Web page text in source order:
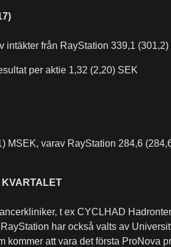
intäkter från RayStation 339,1 (301,2)
per aktie 1,32 (2,20) SEK
MSEK, varav RayStation 284,6
t ex CYCLHAD
har också valts av
att vara det första ProNova